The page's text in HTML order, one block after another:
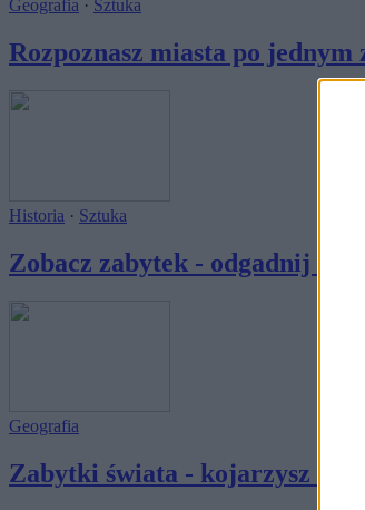
Geografia · Sztuka
Rozpoznasz miasta po jednym
Historia · Sztuka
Zobacz zabytek - odgadnij
Geografia
Zabytki świata - kojarzysz